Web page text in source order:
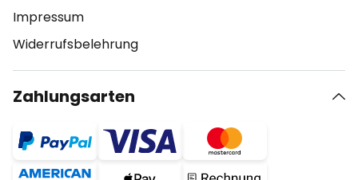
Impressum
Widerrufsbelehrung
Zahlungsarten